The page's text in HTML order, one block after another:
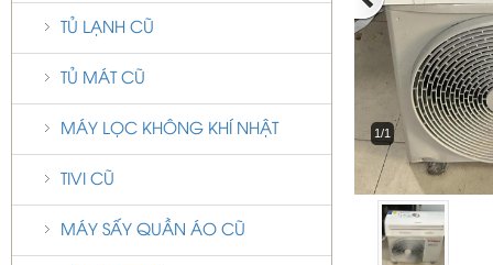
TỦ LẠNH CŨ
TỦ MÁT CŨ
MÁY LỌC KHÔNG KHÍ NHẬT
TIVI CŨ
MÁY SẤY QUẦN ÁO CŨ
1/1